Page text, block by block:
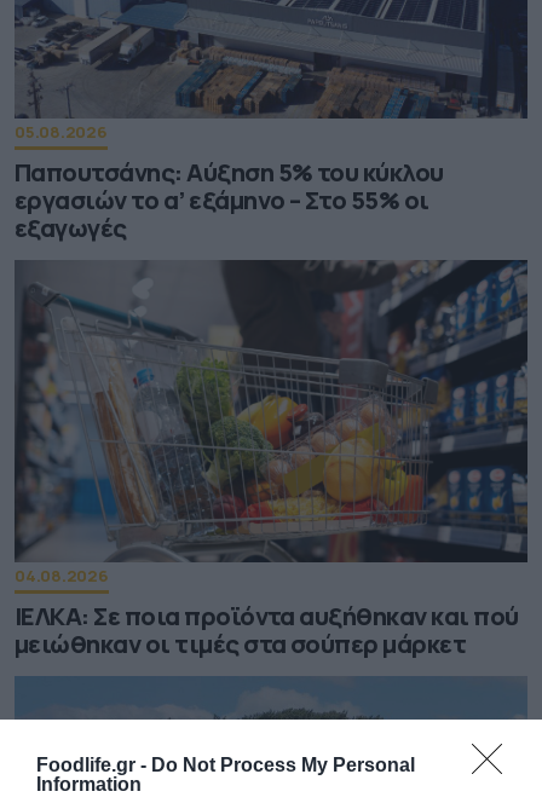
Foodlife.gr - Do Not Process My Personal
Information
05.08.2026
Παπουτσάνης: Αύξηση 5% του κύκλου
εργασιών το α’ εξάμηνο – Στο 55% οι
εξαγωγές
04.08.2026
ΙΕΛΚΑ: Σε ποια προϊόντα αυξήθηκαν και πού
μειώθηκαν οι τιμές στα σούπερ μάρκετ